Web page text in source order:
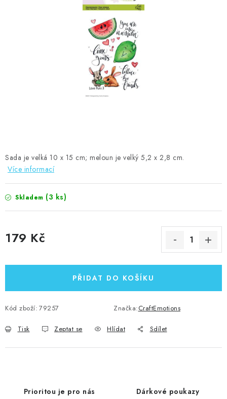
Moje objednávka
Sada je velká 10 x 15 cm; meloun je velký 5,2 x 2,8 cm.
Více informací
Skladem (3 ks)
179 Kč
PŘIDAT DO KOŠÍKU
Kód zboží: 79257 Značka:CraftEmotions
Tisk Zeptat se Hlídat Sdílet
Prioritou je pro nás Dárkové poukazy